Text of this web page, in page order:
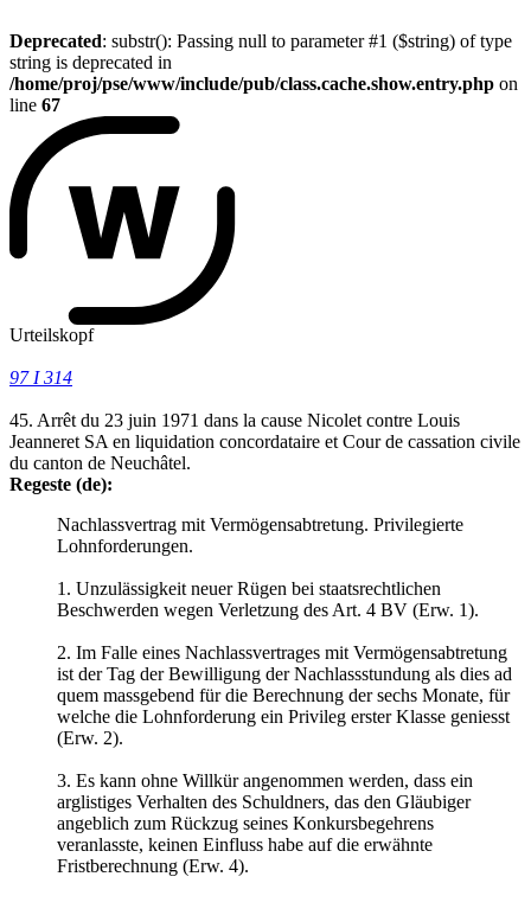
Deprecated: substr(): Passing null to parameter #1 ($string) of type
string is deprecated in
/home/proj/pse/www/include/pub/class.cache.show.entry.php on
line 67
Urteilskopf
97 I 314
45. Arrêt du 23 juin 1971 dans la cause Nicolet contre Louis
Jeanneret SA en liquidation concordataire et Cour de cassation civile
du canton de Neuchâtel.
Regeste (de):
Nachlassvertrag mit Vermögensabtretung. Privilegierte
Lohnforderungen.
1. Unzulässigkeit neuer Rügen bei staatsrechtlichen
Beschwerden wegen Verletzung des Art. 4 BV (Erw. 1).
2. Im Falle eines Nachlassvertrages mit Vermögensabtretung
ist der Tag der Bewilligung der Nachlassstundung als dies ad
quem massgebend für die Berechnung der sechs Monate, für
welche die Lohnforderung ein Privileg erster Klasse geniesst
(Erw. 2).
3. Es kann ohne Willkür angenommen werden, dass ein
arglistiges Verhalten des Schuldners, das den Gläubiger
angeblich zum Rückzug seines Konkursbegehrens
veranlasste, keinen Einfluss habe auf die erwähnte
Fristberechnung (Erw. 4).